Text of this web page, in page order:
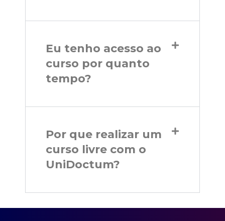
Eu tenho acesso ao
curso por quanto
tempo?
Por que realizar um
curso livre com o
UniDoctum?